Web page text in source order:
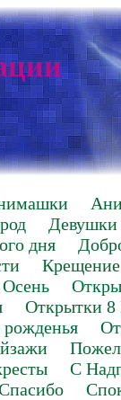
Девушки
дня
Крещение
Осень
Открытки 8
С